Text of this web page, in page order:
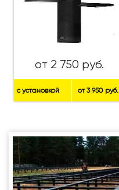
от 2 750 руб.
с установкой от 3 950 руб.